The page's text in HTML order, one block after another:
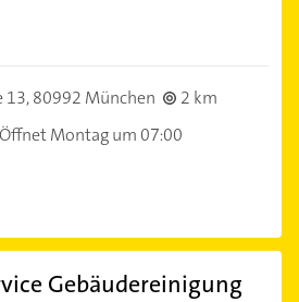
13,80992 München
2 km
Öffnet Montag um 07:00
Gebäudereinigung